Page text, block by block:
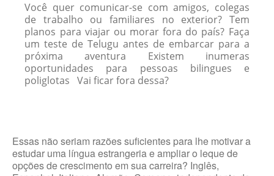
Você quer comunicar-se com amigos, colegas
de trabalho ou familiares no exterior? Tem
planos para viajar ou morar fora do país? Faça
um teste de Telugu antes de embarcar para a
próxima aventura Existem inumeras
oportunidades para pessoas bilingues e
poliglotas Vai ficar fora dessa?
Essas não seriam razões suficientes para lhe motivar a
estudar uma língua estrangeria e ampliar o leque de
opções de crescimento em sua carreira? Inglês,